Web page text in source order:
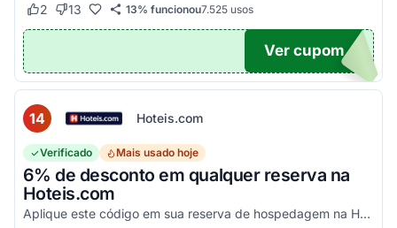
Este cupom funcionou
2 Este cupom não funcionou
13 13% funcionou7.525usos
UPOM
Ver cupom
14 Hoteis.com
Verificado Mais usado hoje
6% de desconto em qualquer reserva na
Hoteis.com
Aplique este código em sua reserva de hospedagem na Hoteis.com para obter 6% de desconto em estabelecimentos participantes da promoção.